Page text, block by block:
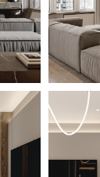
помощью
зон в
комнату,
комнатах
светильников